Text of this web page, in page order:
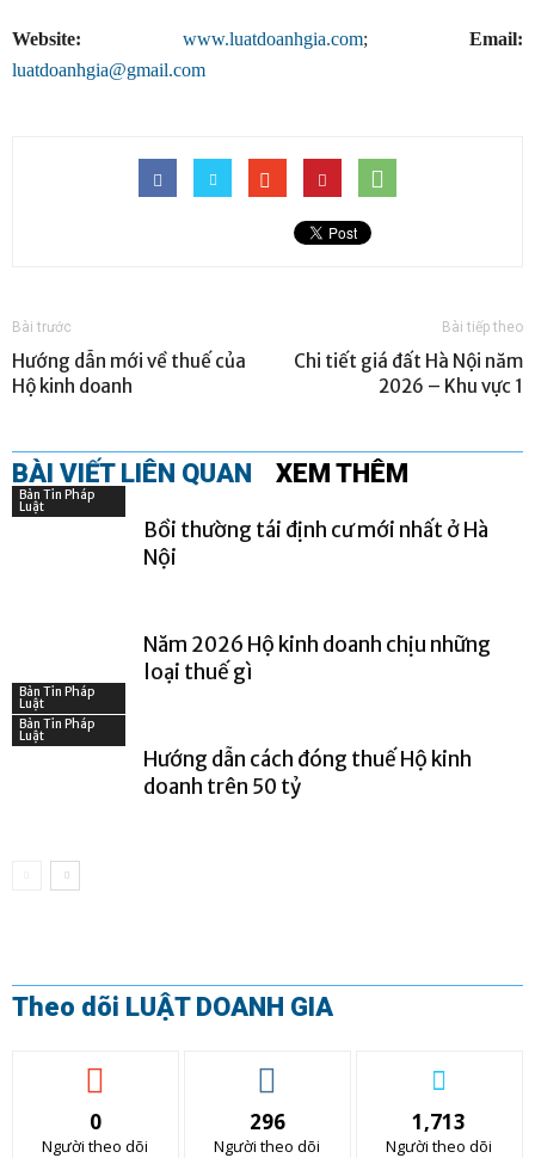
Website: www.luatdoanhgia.com; Email:
luatdoanhgia@gmail.com
Bài trước
Hướng dẫn mới về thuế của
Hộ kinh doanh
Bài tiếp theo
Chi tiết giá đất Hà Nội năm
2026 – Khu vực 1
BÀI VIẾT LIÊN QUAN XEM THÊM
Bản Tin Pháp
Luật
Bồi thường tái định cư mới nhất ở Hà
Nội
Bản Tin Pháp
Luật
Năm 2026 Hộ kinh doanh chịu những
loại thuế gì
Bản Tin Pháp
Luật
Hướng dẫn cách đóng thuế Hộ kinh
doanh trên 50 tỷ
Theo dõi LUẬT DOANH GIA
0
Người theo dõi
296
Người theo dõi
1,713
Người theo dõi